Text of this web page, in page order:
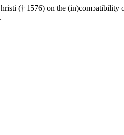
(† 1576) on the (in)compatibility